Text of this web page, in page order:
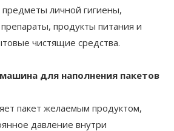
предметы личной гигиены,
продукты питания и
чистящие средства.
для наполнения пакетов
пакет желаемым продуктом,
давление внутри